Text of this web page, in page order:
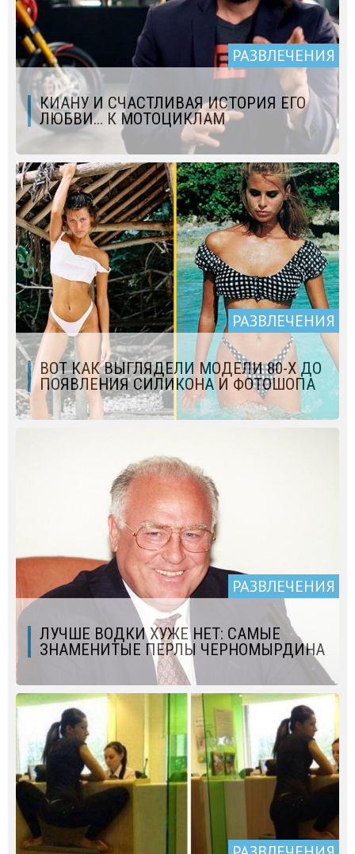
РАЗВЛЕЧЕНИЯ
КИАНУ И СЧАСТЛИВАЯ ИСТОРИЯ ЕГО
ЛЮБВИ… К МОТОЦИКЛАМ
РАЗВЛЕЧЕНИЯ
ВОТ КАК ВЫГЛЯДЕЛИ МОДЕЛИ 80-Х ДО
ПОЯВЛЕНИЯ СИЛИКОНА И ФОТОШОПА
РАЗВЛЕЧЕНИЯ
ЛУЧШЕ ВОДКИ ХУЖЕ НЕТ: САМЫЕ
ЗНАМЕНИТЫЕ ПЕРЛЫ ЧЕРНОМЫРДИНА